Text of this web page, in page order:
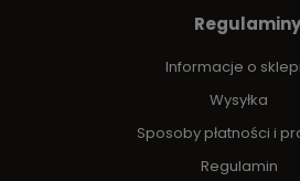
Regulaminy
Informacje o
Wysyłka
Sposoby płatności i
Regulamin